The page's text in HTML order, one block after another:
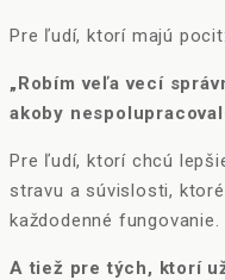
Pre ľudí, ktorí majú pocit:
„Robím veľa vecí
akoby
Pre ľudí, ktorí chcú
stravu a súvislosti,
každodenné fungovanie.
A tiež pre tých, ktorí